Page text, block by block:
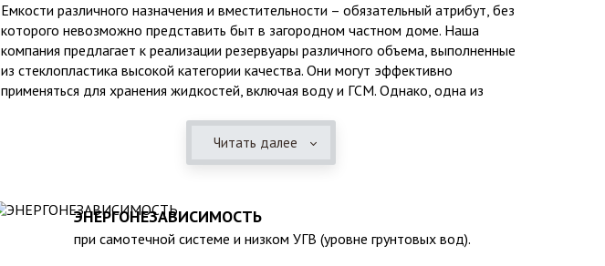
Емкости различного назначения и вместительности – обязательный атрибут, без
которого невозможно представить быт в загородном частном доме. Наша
компания предлагает к реализации резервуары различного объема, выполненные
из стеклопластика высокой категории качества. Они могут эффективно
применяться для хранения жидкостей, включая воду и ГСМ. Однако, одна из
Среди главных и неоспоримых преимуществ таких изделий следует отметить:
стойкость к образованию коррозийных отложений и неблагоприятным
климатическим факторам внешней среды;
лояльность к температурным колебаниям;
Читать далее
ЭНЕРГОНЕЗАВИСИМОСТЬ
при самотечной системе и низком УГВ (уровне грунтовых вод).